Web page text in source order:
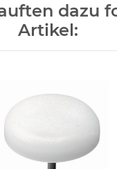
dazu
Artikel: